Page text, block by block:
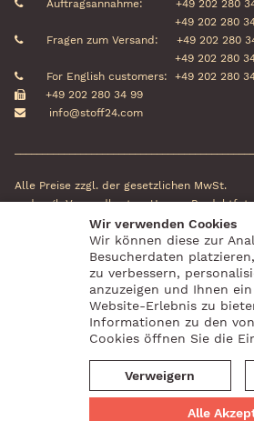
Auftragsannahme:
+49 202 280
+49 202 280
Fragen zum Versand:
+49 202 280
+49 202 280
For English customers:
+49 202 280
+49 202 280 34 99
info@stoff24.com
Alle Preise zzgl. der gesetzlichen MwSt.
und zzgl. Versandkosten. Unsere
können in Farbe und Größe vom
Originalstoff abweichen.
Social Media Zahlungsanbieter
Wir verwenden Cookies
Wir können diese zur
Besucherdaten
zu verbessern,
anzuzeigen und Ihnen
Website-Erlebnis zu
Informationen zu den
Cookies öffnen Sie die
Verweigern
Alle